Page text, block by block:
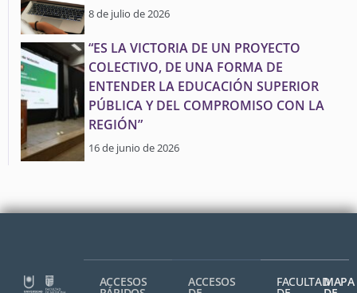
8 de julio de 2026
“ES LA VICTORIA DE UN PROYECTO
COLECTIVO, DE UNA FORMA DE
ENTENDER LA EDUCACIÓN SUPERIOR
PÚBLICA Y DEL COMPROMISO CON LA
REGIÓN”
16 de junio de 2026
ACCESOS ACCESOS FACULTADMAPA